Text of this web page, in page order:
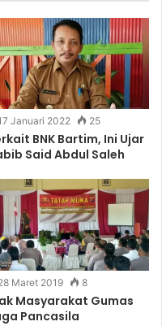
Januari 2022 25
BNK Bartim, Ini Ujar
Said Abdul Saleh
Maret 2019 8
Masyarakat Gumas
Pancasila